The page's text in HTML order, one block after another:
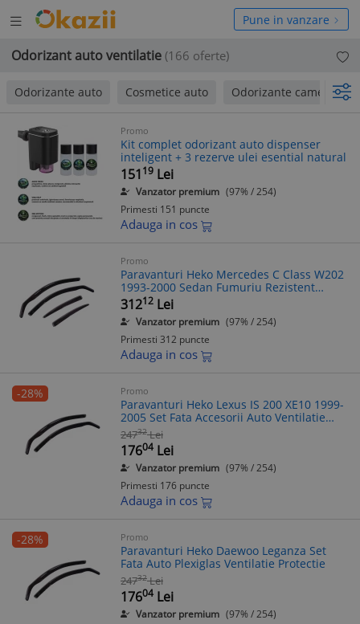
Deschide
meniul
Pune in vanzare
Odorizant auto ventilatie (166 oferte)
Odorizante auto Cosmetice auto Odorizante camera
Promo
Kit complet odorizant auto dispenser
inteligent + 3 rezerve ulei esential natural
15119 Lei
Vanzator premium (97% / 254)
Primesti 151 puncte
Adauga in cos
Promo
Paravanturi Heko Mercedes C Class W202
1993-2000 Sedan Fumuriu Rezistent
Ventilatie Naturala Auto Accesorii Auto
Ventilatie Auto
31212 Lei
Vanzator premium (97% / 254)
Primesti 312 puncte
Adauga in cos
-28% Promo
Paravanturi Heko Lexus IS 200 XE10 1999-
2005 Set Fata Accesorii Auto Ventilatie
Plexiglas Protectie
24732 Lei
17604 Lei
Vanzator premium (97% / 254)
Primesti 176 puncte
Adauga in cos
-28% Promo
Paravanturi Heko Daewoo Leganza Set
Fata Auto Plexiglas Ventilatie Protectie
24732 Lei
17604 Lei
Vanzator premium (97% / 254)